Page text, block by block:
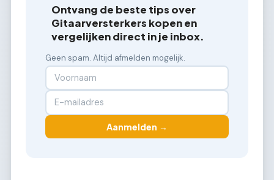
Ontvang de beste tips over
Gitaarversterkers kopen en
vergelijken direct in je inbox.
Geen spam. Altijd afmelden mogelijk.
Aanmelden →